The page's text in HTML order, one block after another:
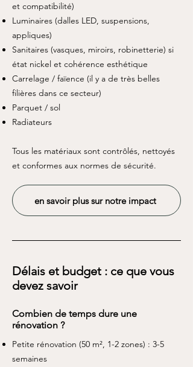
et compatibilité)
Luminaires (dalles LED, suspensions,
appliques)
Sanitaires (vasques, miroirs, robinetterie) si
état nickel et cohérence esthétique
Carrelage / faïence (il y a de très belles
filières dans ce secteur)
Parquet / sol
Radiateurs
Tous les matériaux sont contrôlés, nettoyés
et conformes aux normes de sécurité.
en savoir plus sur notre impact
Délais et budget : ce que vous
devez savoir
Combien de temps dure une
rénovation ?
Petite rénovation (50 m², 1-2 zones) : 3-5
semaines